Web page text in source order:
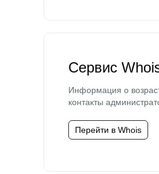
Сервис
Информация о
контакты
Перейти в Whois